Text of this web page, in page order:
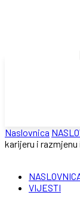
Naslovnica
karijeru i
VIJESTI